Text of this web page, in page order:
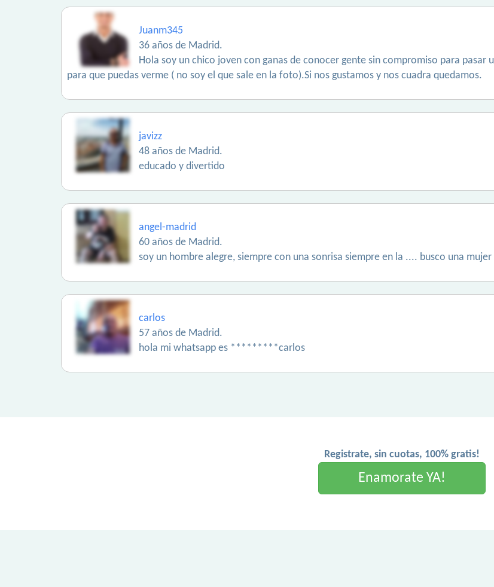
Juanm345
36 años de Madrid.
Hola soy un chico joven con ganas de conocer gente sin compromiso para
para que puedas verme ( no soy el que sale en la foto).Si nos gustamos y nos cuadra quedamos.
javizz
48 años de Madrid.
educado y divertido
angel-madrid
60 años de Madrid.
soy un hombre alegre, siempre con una sonrisa siempre en la .... busco una
carlos
57 años de Madrid.
hola mi whatsapp es *********carlos
Registrate, sin cuotas, 100% gratis!
Enamorate YA!